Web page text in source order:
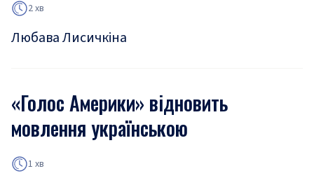
2 хв
Любава Лисичкіна
«Голос Америки» відновить
мовлення українською
1 хв